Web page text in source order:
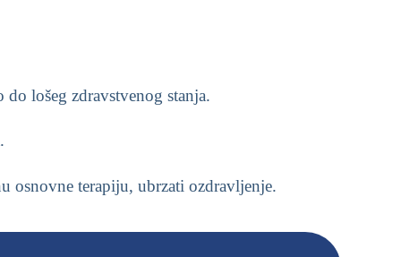
lošeg zdravstvenog stanja.
osnovne terapiju, ubrzati ozdravljenje.